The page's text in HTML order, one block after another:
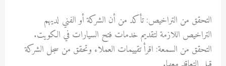
التحقق من التراخيص: تأكد من أن الشركة أو الفني لديهم
التراخيص اللازمة لتقديم خدمات فتح السيارات في الكويت.
التحقق من السمعة: اقرأ تقييمات العملاء وتحقق من سجل الشركة